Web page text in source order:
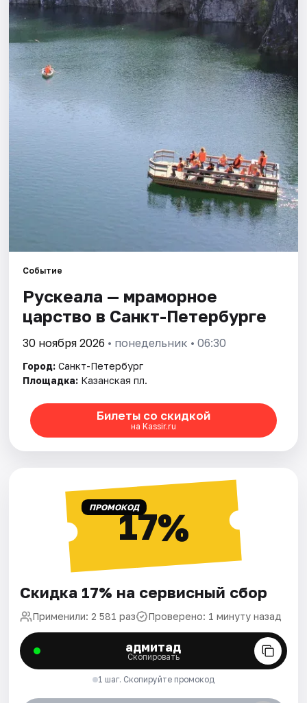
Площадки
Артисты
Рейтинги
Событие
Рускеала — мраморное
царство в Санкт-Петербурге
30 ноября 2026 • понедельник • 06:30
Город: Санкт-Петербург
Площадка: Казанская пл.
Билеты со скидкой
на Kassir.ru
ПРОМОКОД17%
Скидка 17% на сервисный сбор
Применили: 2 581 раз Проверено: 1 минуту назад
адмитад
Скопировать
1 шаг. Скопируйте промокод